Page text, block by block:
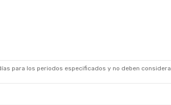
para los periodos especificados y no deben